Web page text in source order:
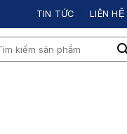
TIN TỨC LIÊN HỆ